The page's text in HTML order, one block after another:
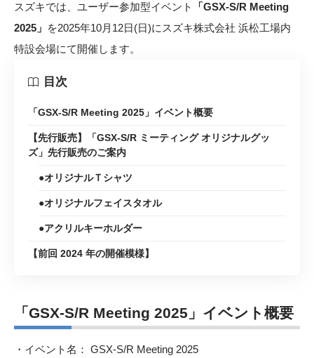
スズキでは、ユーザー参加型イベント
「GSX-S/R Meeting
2025」 を2025年10月12日(日)にスズキ株式会社 浜松工場内
特設会場にて開催します。
目次
「GSX-S/R Meeting 2025」イベント概要
【先行販売】「GSX-S/R ミーティング オリジナルグッ
ズ」先行販売のご案内
●オリジナルＴシャツ
●オリジナルフェイスタオル
●アクリルキーホルダー
【前回 2024 年の開催模様】
「GSX-S/R Meeting 2025」 イベント概要
・イベント名： GSX-S/R Meeting 2025